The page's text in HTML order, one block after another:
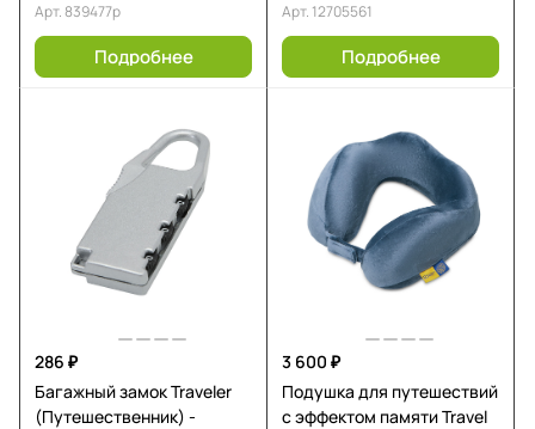
Арт.839477p
Подробнее
Арт. 12705561
Подробнее
286 ₽
Багажный замок Traveler
(Путешественник) -
3 600 ₽
Подушка для путешествий
с эффектом памяти Travel